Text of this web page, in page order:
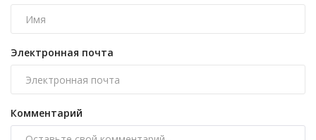
Электронная почта
Комментарий